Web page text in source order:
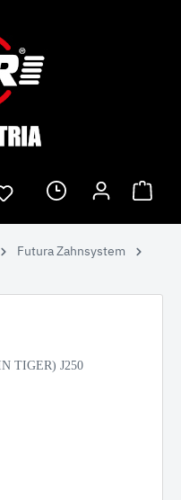
Futura Zahnsystem